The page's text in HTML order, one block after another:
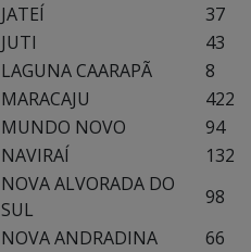
JATEÍ
37
JUTI
43
LAGUNA CAARAPÃ
8
MARACAJU
422
MUNDO NOVO
94
NAVIRAÍ
132
NOVA ALVORADA DO
SUL
98
NOVA ANDRADINA
66